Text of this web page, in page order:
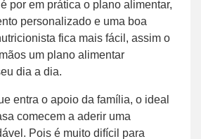
por em prática o plano alimentar,
personalizado e uma boa
fica mais fácil, assim o
um plano alimentar
dia a dia.
entra o apoio da família, o ideal
comecem a aderir uma
Pois é muito difícil para